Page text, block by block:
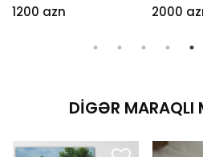
1200 azn
2000
DIGƏR MARAQLI